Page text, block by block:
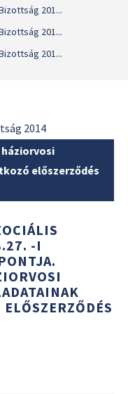
201...
201...
201...
2014
háziorvosi
előszerződés
-I